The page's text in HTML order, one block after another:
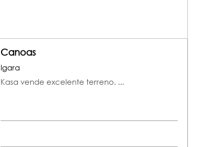
Canoas
Igara
Kasa vende excelente terreno. ...